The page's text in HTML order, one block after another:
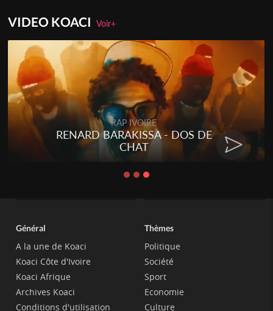
VIDEO KOACIVoir+
RAP IVOIRE
RENARD BARAKISSA - DOS DE
CHAT
Général
A la une de Koaci
Koaci Côte d'Ivoire
Koaci Afrique
Archives Koaci
Conditions d'utilisation
Thèmes
Politique
Société
Sport
Economie
Culture